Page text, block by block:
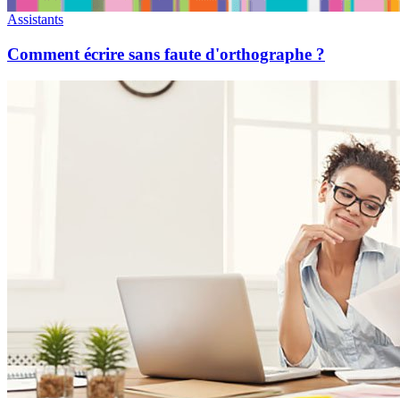
Assistants
Comment écrire sans faute d'orthographe ?